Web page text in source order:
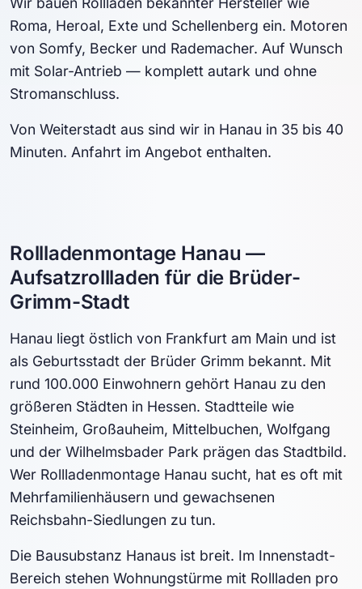
Roma, Heroal, Exte und Schellenberg ein. Motoren
von Somfy, Becker und Rademacher. Auf Wunsch
mit Solar-Antrieb — komplett autark und ohne
Stromanschluss.
Von Weiterstadt aus sind wir in Hanau in 35 bis 40
Minuten. Anfahrt im Angebot enthalten.
Rollladenmontage Hanau —
Aufsatzrollladen für die Brüder-
Grimm-Stadt
Hanau liegt östlich von Frankfurt am Main und ist
als Geburtsstadt der Brüder Grimm bekannt. Mit
rund 100.000 Einwohnern gehört Hanau zu den
größeren Städten in Hessen. Stadtteile wie
Steinheim, Großauheim, Mittelbuchen, Wolfgang
und der Wilhelmsbader Park prägen das Stadtbild.
Wer Rollladenmontage Hanau sucht, hat es oft mit
Mehrfamilienhäusern und gewachsenen
Reichsbahn-Siedlungen zu tun.
Die Bausubstanz Hanaus ist breit. Im Innenstadt-
Bereich stehen Wohnungstürme mit Rollladen pro